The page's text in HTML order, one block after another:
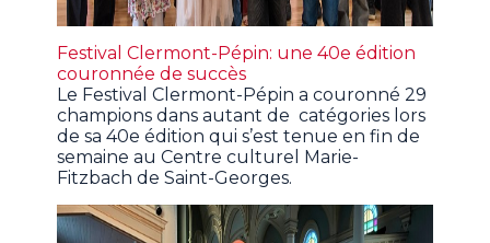
Festival Clermont-Pépin: une 40e édition
couronnée de succès
Le Festival Clermont-Pépin a couronné 29
champions dans autant de catégories lors
de sa 40e édition qui s’est tenue en fin de
semaine au Centre culturel Marie-
Fitzbach de Saint-Georges.